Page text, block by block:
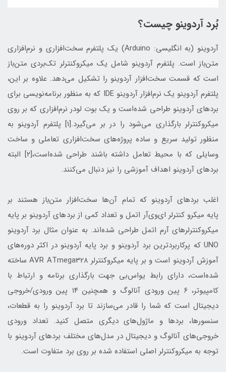
بُرد آردوینو چیست؟
آردوینو (به انگلیسی: Arduino) یک پلتفرم سخت‌افزاری و نرم‌افزاری
متن‌باز است. پلتفرم آردوینو شامل یک میکروکنترلر تک‌بردی متن‌باز
است که قسمت سخت‌افزار آردوینو را تشکیل می‌دهد. علاوه بر این،
پلتفرم آردوینو یک نرم‌افزار آردوینو IDE که به منظور برنامه‌نویسی برای
بردهای آردوینو طراحی شده‌است و یک بوت لودر نرم‌افزاری که بر روی
میکروکنترلر بارگذاری می‌شود را در بر می‌گیرد.[۱] پلتفرم آردوینو به
منظور تولید سریع و ساده پروژه‌های سخت‌افزاری تعاملی و ساخت
وسایلی که با محیط تعامل داشته باشند طراحی شده‌است،[۲] البته
بردهای آردوینو اهداف آموزشی را نیز دنبال می‌کنند.
اغلب بردهای آردوینو که تمام آن‌ها سخت‌افزار متن‌باز هستند بر
پایه میکرو کنترلر ای‌وی‌آر اتمل و تعداد کمی از بردهای آردوینو بر پایه
میکروکنترلرهای آرم اتمل طراحی شده‌اند. به عنوان مثال برد آردوینو
UNO که پرکاربردترین برد آردوینو و برد پایه آردوینو در اکثر دوره‌های
آموزش آردوینو است و بر پایه میکروکنترلر AVR ATmega328 ساخته
شده‌است، دارای رابط یواس‌بی جهت بارگذاری برنامه و ارتباط با
کامپیوتر، ۶ پین ورودی آنالوگ و همچنین ۱۴ پین ورودی/خروجی
دیجیتال است که شما را قادر می‌سازند تا برد آردوینو را به قطعات،
سنسورها، بردها و ماژول‌های دیگری متصل کنید. تعداد ورودی
خروجی‌های آنالوگ و دیجیتال در مدل‌های مختلف بردهای آردوینو با
توجه به میکروکنترلر اصلی استفاده شده بر روی برد متفاوت است.